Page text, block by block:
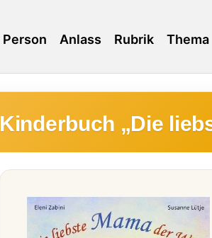
Person Anlass Rubrik Thema
Kinderbuch „Die